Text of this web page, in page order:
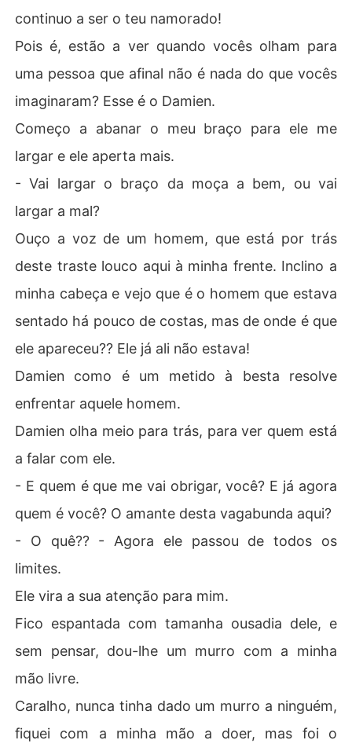
continuo a ser o teu namorado!
Pois é, estão a ver quando vocês olham para
uma pessoa que afinal não é nada do que vocês
imaginaram? Esse é o Damien.
Começo a abanar o meu braço para ele me
largar e ele aperta mais.
- Vai largar o braço da moça a bem, ou vai
largar a mal?
Ouço a voz de um homem, que está por trás
deste traste louco aqui à minha frente. Inclino a
minha cabeça e vejo que é o homem que estava
sentado há pouco de costas, mas de onde é que
ele apareceu?? Ele já ali não estava!
Damien como é um metido à besta resolve
enfrentar aquele homem.
Damien olha meio para trás, para ver quem está
a falar com ele.
- E quem é que me vai obrigar, você? E já agora
quem é você? O amante desta vagabunda aqui?
- O quê?? - Agora ele passou de todos os
limites.
Ele vira a sua atenção para mim.
Fico espantada com tamanha ousadia dele, e
sem pensar, dou-lhe um murro com a minha
mão livre.
Caralho, nunca tinha dado um murro a ninguém,
fiquei com a minha mão a doer, mas foi o